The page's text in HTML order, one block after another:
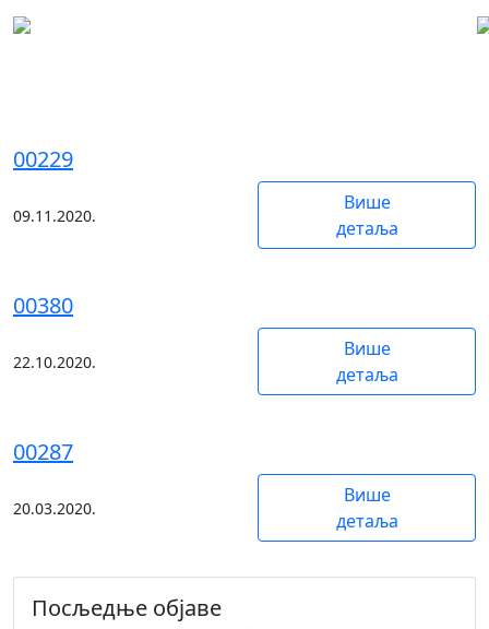
00229
09.11.2020.
Више
детаља
00380
22.10.2020.
Више
детаља
00287
20.03.2020.
Више
детаља
Посљедње објаве